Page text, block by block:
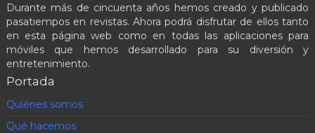
Durante más de cincuenta años hemos creado y publicado
pasatiempos en revistas. Ahora podrá disfrutar de ellos tanto
en esta página web como en todas las aplicaciones para
móviles que hemos desarrollado para su diversión y
entretenimiento.
Portada
Quiénes somos
Qué hacemos